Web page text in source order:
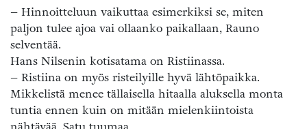
– Hinnoitteluun vaikuttaa esimerkiksi se, miten
paljon tulee ajoa vai ollaanko paikallaan, Rauno
selventää.
Hans Nilsenin kotisatama on Ristiinassa.
– Ristiina on myös risteilyille hyvä lähtöpaikka.
Mikkelistä menee tällaisella hitaalla aluksella monta
tuntia ennen kuin on mitään mielenkiintoista